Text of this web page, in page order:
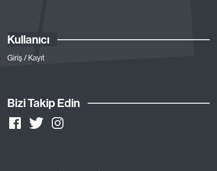
Kullanıcı
Giriş / Kayıt
Bizi Takip Edin